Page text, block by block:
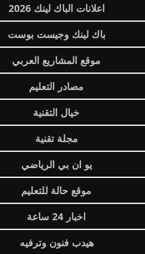
اعلانات الباك لينك 2026
باك لينك وجيست بوست
موقع المشاريع العربي
مصادر التعليم
خيال التقنية
مجلة تقنية
يو ان بي الرياضي
موقع حالة للتعليم
اخبار 24 ساعة
هيدب فنون وترفيه